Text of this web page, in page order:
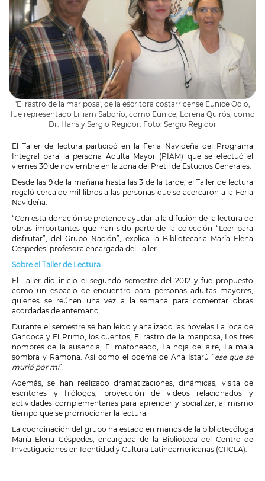
'El rastro de la mariposa', de la escritora costarricense Eunice Odio,
fue representado Lilliam Saborío, como Eunice, Lorena Quirós, como
Dr. Hans y Sergio Regidor. Foto: Sergio Regidor
El Taller de lectura participó en la Feria Navideña del Programa
Integral para la persona Adulta Mayor (PIAM) que se efectuó el
viernes 30 de noviembre en la zona del Pretil de Estudios Generales.
Desde las 9 de la mañana hasta las 3 de la tarde, el Taller de lectura
regaló cerca de mil libros a las personas que se acercaron a la Feria
Navideña.
“Con esta donación se pretende ayudar a la difusión de la lectura de
obras importantes que han sido parte de la colección “Leer para
disfrutar”, del Grupo Nación”, explica la Bibliotecaria María Elena
Céspedes, profesora encargada del Taller.
Sobre el Taller de Lectura
El Taller dio inicio el segundo semestre del 2012 y fue propuesto
como un espacio de encuentro para personas adultas mayores,
quienes se reúnen una vez a la semana para comentar obras
acordadas de antemano.
Durante el semestre se han leído y analizado las novelas La loca de
Gandoca y El Primo; los cuentos, El rastro de la mariposa, Los tres
nombres de la ausencia, El matoneado, La hoja del aire, La mala
sombra y Ramona. Así como el poema de Ana Istarú “ese que se
murió por mí”.
Además, se han realizado dramatizaciones, dinámicas, visita de
escritores y filólogos, proyección de videos relacionados y
actividades complementarias para aprender y socializar, al mismo
tiempo que se promocionar la lectura.
La coordinación del grupo ha estado en manos de la bibliotecóloga
María Elena Céspedes, encargada de la Biblioteca del Centro de
Investigaciones en Identidad y Cultura Latinoamericanas (CIICLA).